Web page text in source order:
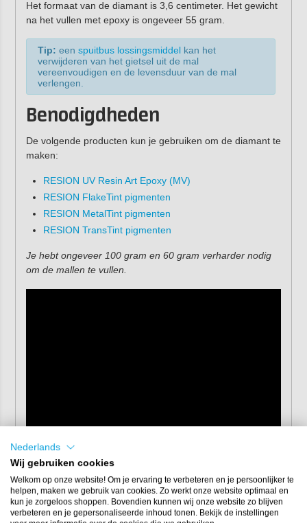
Het formaat van de diamant is 3,6 centimeter. Het gewicht
na het vullen met epoxy is ongeveer 55 gram.
Tip: een spuitbus lossingsmiddelkan het
verwijderen van het gietsel uit de mal
vereenvoudigen en de levensduur van de mal
verlengen.
Benodigdheden
De volgende producten kun je gebruiken om de diamant te
maken:
RESION UV Resin Art Epoxy (MV)
RESION FlakeTint pigmenten
RESION MetalTint pigmenten
RESION TransTint pigmenten
Je hebt ongeveer 100 gram en 60 gram verharder nodig
om de mallen te vullen.
Nederlands
Wij gebruiken cookies
Welkom op onze website! Om je ervaring te verbeteren en je persoonlijker te
helpen, maken we gebruik van cookies. Zo werkt onze website optimaal en
kun je zorgeloos shoppen. Bovendien kunnen wij onze website zo blijven
verbeteren en je gepersonaliseerde inhoud tonen. Bekijk de instellingen